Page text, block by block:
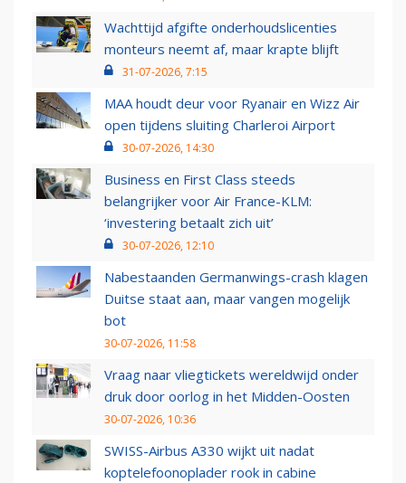
Wachttijd afgifte onderhoudslicenties
monteurs neemt af, maar krapte blijft
31-07-2026, 7:15
MAA houdt deur voor Ryanair en Wizz Air
open tijdens sluiting Charleroi Airport
30-07-2026, 14:30
Business en First Class steeds
belangrijker voor Air France-KLM:
‘investering betaalt zich uit’
30-07-2026, 12:10
Nabestaanden Germanwings-crash klagen
Duitse staat aan, maar vangen mogelijk
bot
30-07-2026, 11:58
Vraag naar vliegtickets wereldwijd onder
druk door oorlog in het Midden-Oosten
30-07-2026, 10:36
SWISS-Airbus A330 wijkt uit nadat
koptelefoonoplader rook in cabine